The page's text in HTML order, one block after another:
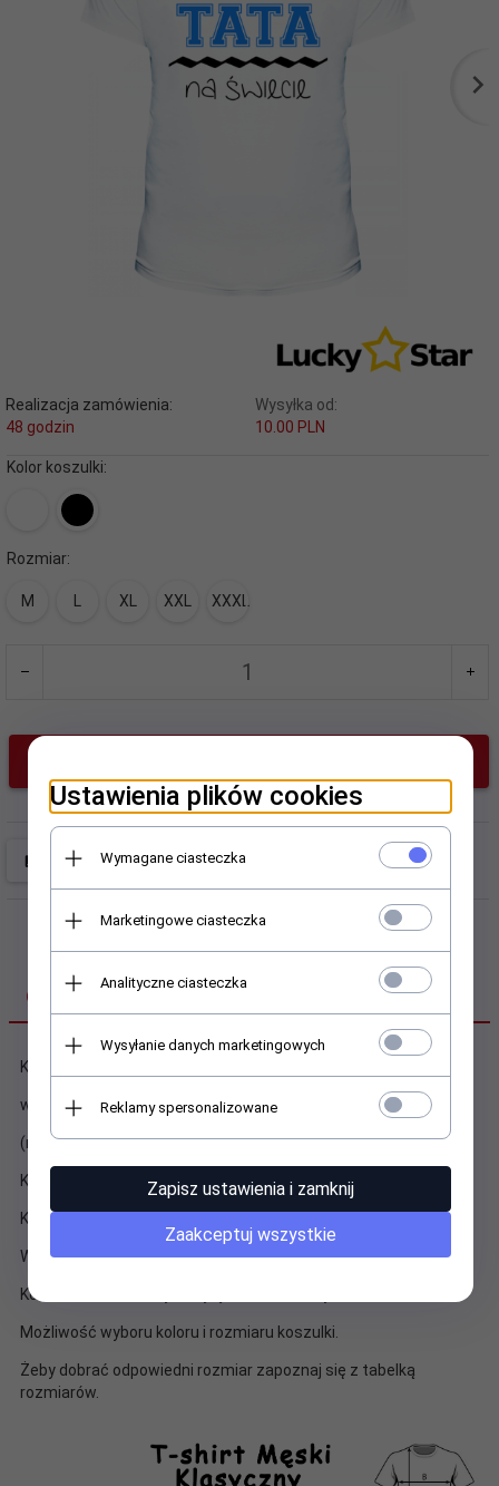
Realizacja zamówienia:
48 godzin
Wysyłka od:
10.00 PLN
Kolor koszulki:
Rozmiar:
M XL XXL XXXL
OPIS PRODUKTU
Koszulka T-shirt,
wyróżniająca się wysoką jakością materiału
(miękki, przyjemny w dotyku 100% bawełna z atestem)
Każda koszulka szyta jest na zamówienie.
Kolory są żywe i trwałe, nie odbarwiają się w praniu.
Wygodny fason zapewnia swobodę ruchów.
Koszulki POLSKIE szyte wyłącznie dla LuckyStar.
Możliwość wyboru koloru i rozmiaru koszulki.
Żeby dobrać odpowiedni rozmiar zapoznaj się z tabelką
rozmiarów.
Ustawienia plików cookies
Wymagane ciasteczka
Marketingowe ciasteczka
Analityczne ciasteczka
Wysyłanie danych marketingowych
Reklamy spersonalizowane
Zapisz ustawienia i zamknij
Zaakceptuj wszystkie